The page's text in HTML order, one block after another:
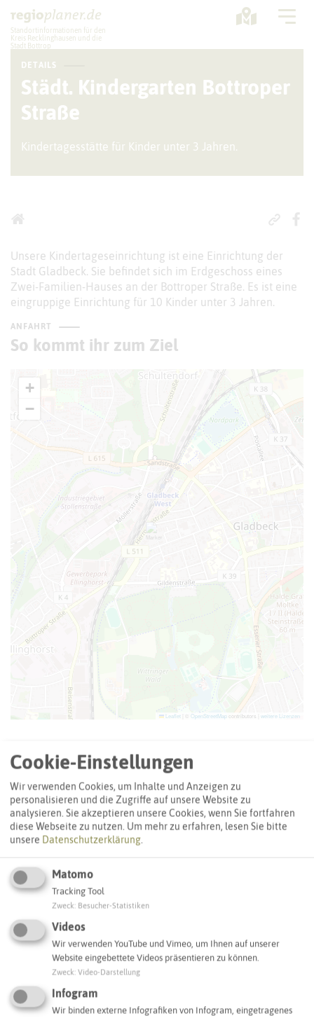
Standortinformationen für den
Kreis Recklinghausen und die
Stadt Bottrop
Planung
Statistik
Service
DETAILS
Städt. Kindergarten Bottroper
Straße
Kindertagesstätte für Kinder unter 3 Jahren.
Unsere Kindertageseinrichtung ist eine Einrichtung der
Stadt Gladbeck. Sie befindet sich im Erdgeschoss eines
Zwei-Familien-Hauses an der Bottroper Straße. Es ist eine
eingruppige Einrichtung für 10 Kinder unter 3 Jahren.
ANFAHRT
So kommt ihr zum Ziel
+
−
Leaflet OpenStreetMap contributors | weitere Lizenzen
Städt. Kindergarten Bottroper Straße
Bottroper Straße 128
45964 Gladbeck
Webseite
Interaktive Karte
SCHLAGWORTE
So ordnen wir dieses Objekt ein
Kindergärten
Cookie-Einstellungen
Wir verwenden Cookies, um Inhalte und Anzeigen zu
personalisieren und die Zugriffe auf unsere Website zu
analysieren. Sie akzeptieren unsere Cookies, wenn Sie fortfahren
diese Webseite zu nutzen. Um mehr zu erfahren, lesen Sie bitte
unsere Datenschutzerklärung.
Matomo
Tracking Tool
Zweck Besucher-Statistiken
Videos
Wir verwenden YouTube und Vimeo, um Ihnen auf unserer
Website eingebettete Videos präsentieren zu können.
Zweck Video-Darstellung
Infogram
Wir binden externe Infografiken von Infogram, eingetragenes